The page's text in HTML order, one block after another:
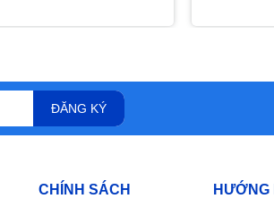
ĐĂNG KÝ
CHÍNH SÁCH HƯỚNG